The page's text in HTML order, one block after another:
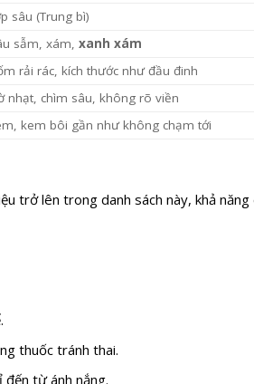
sâu (Trung bì)
sẫm, xám, xanh xám
rải rác, kích thước như đầu đinh
nhạt, chìm sâu, không rõ viền
kem bôi gần như không chạm tới
trở lên trong danh sách này, khả năng
thuốc tránh thai.
đến từ ánh nắng.